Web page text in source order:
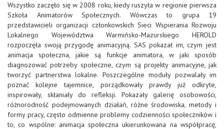
Wszystko zaczęło się w 2008 roku, kiedy ruszyła w regionie pierwsza
Szkoła Animatorów Społecznych. Wówczas to grupa 19
przedstawicieli organizacji członkowskich Sieci Wspierania Rozwoju
Lokalnego Województwa Warmińsko-Mazurskiego HEROLD
rozpoczęła swoją przygodę animacyjną. SAS pokazał im, czym jest
animacja społeczna, jakie są funkcje animatora, w jaki sposób
diagnozować potrzeby społeczne, czym są projekty animacyjne, jak
tworzyć partnerstwa lokalne. Poszczególne moduły pozwalały im
poznać kolejne tajemnice, porządkowały prawdy już odkryte,
inspirowały, skłaniały do refleksji. Pokazały galerię osobowości,
różnorodność podejmowanych działań, różne środowiska, metody i
formy pracy, często odmienne problemy codzienności społeczników i
to, co wspólne: animacja społeczna ukierunkowana na współpracę,